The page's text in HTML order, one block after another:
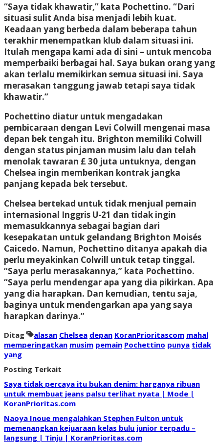
“Saya tidak khawatir,” kata Pochettino. “Dari
situasi sulit Anda bisa menjadi lebih kuat.
Keadaan yang berbeda dalam beberapa tahun
terakhir menempatkan klub dalam situasi ini.
Itulah mengapa kami ada di sini – untuk mencoba
memperbaiki berbagai hal. Saya bukan orang yang
akan terlalu memikirkan semua situasi ini. Saya
merasakan tanggung jawab tetapi saya tidak
khawatir.”
Pochettino diatur untuk mengadakan
pembicaraan dengan Levi Colwill mengenai masa
depan bek tengah itu. Brighton memiliki Colwill
dengan status pinjaman musim lalu dan telah
menolak tawaran £ 30 juta untuknya, dengan
Chelsea ingin memberikan kontrak jangka
panjang kepada bek tersebut.
Chelsea bertekad untuk tidak menjual pemain
internasional Inggris U-21 dan tidak ingin
memasukkannya sebagai bagian dari
kesepakatan untuk gelandang Brighton Moisés
Caicedo. Namun, Pochettino ditanya apakah dia
perlu meyakinkan Colwill untuk tetap tinggal.
“Saya perlu merasakannya,” kata Pochettino.
“Saya perlu mendengar apa yang dia pikirkan. Apa
yang dia harapkan. Dan kemudian, tentu saja,
baginya untuk mendengarkan apa yang saya
harapkan darinya.”
Ditag alasan Chelsea depan KoranPrioritascom mahal
memperingatkan musim pemain Pochettino punya tidak
yang
Posting Terkait
Saya tidak percaya itu bukan denim: harganya ribuan
untuk membuat jeans palsu terlihat nyata | Mode |
KoranPrioritas.com
Naoya Inoue mengalahkan Stephen Fulton untuk
memenangkan kejuaraan kelas bulu junior terpadu –
langsung | Tinju | KoranPrioritas.com